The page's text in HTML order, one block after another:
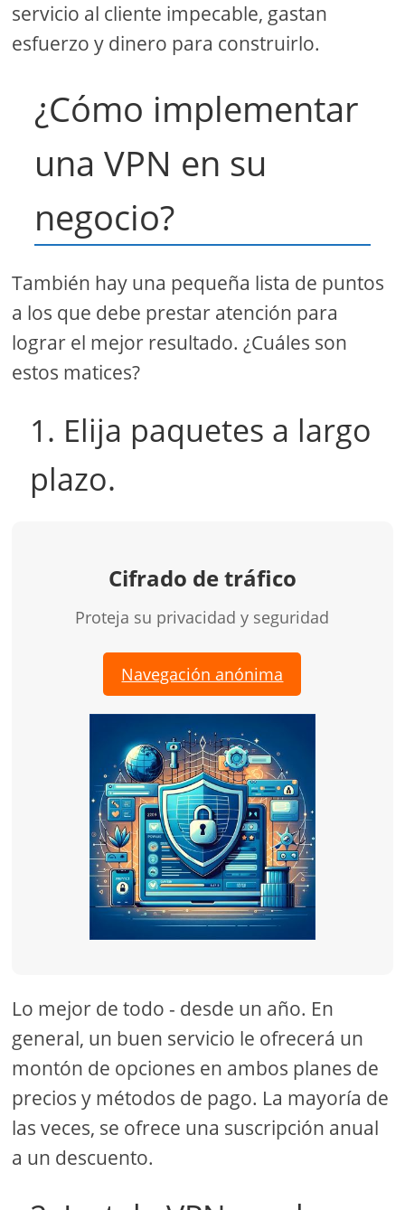
servicio al cliente impecable, gastan
esfuerzo y dinero para construirlo.
¿Cómo implementar
una VPN en su
negocio?
También hay una pequeña lista de puntos
a los que debe prestar atención para
lograr el mejor resultado. ¿Cuáles son
estos matices?
1. Elija paquetes a largo
plazo.
Cifrado de tráfico
Proteja su privacidad y seguridad
Navegación anónima
Lo mejor de todo - desde un año. En
general, un buen servicio le ofrecerá un
montón de opciones en ambos planes de
precios y métodos de pago. La mayoría de
las veces, se ofrece una suscripción anual
a un descuento.